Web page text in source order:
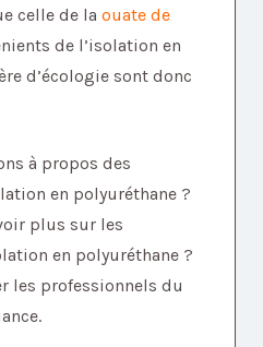
celle de la ouate de
de l’isolation en
d’écologie sont donc
à propos des
en polyuréthane ?
plus sur les
en polyuréthane ?
les professionnels du